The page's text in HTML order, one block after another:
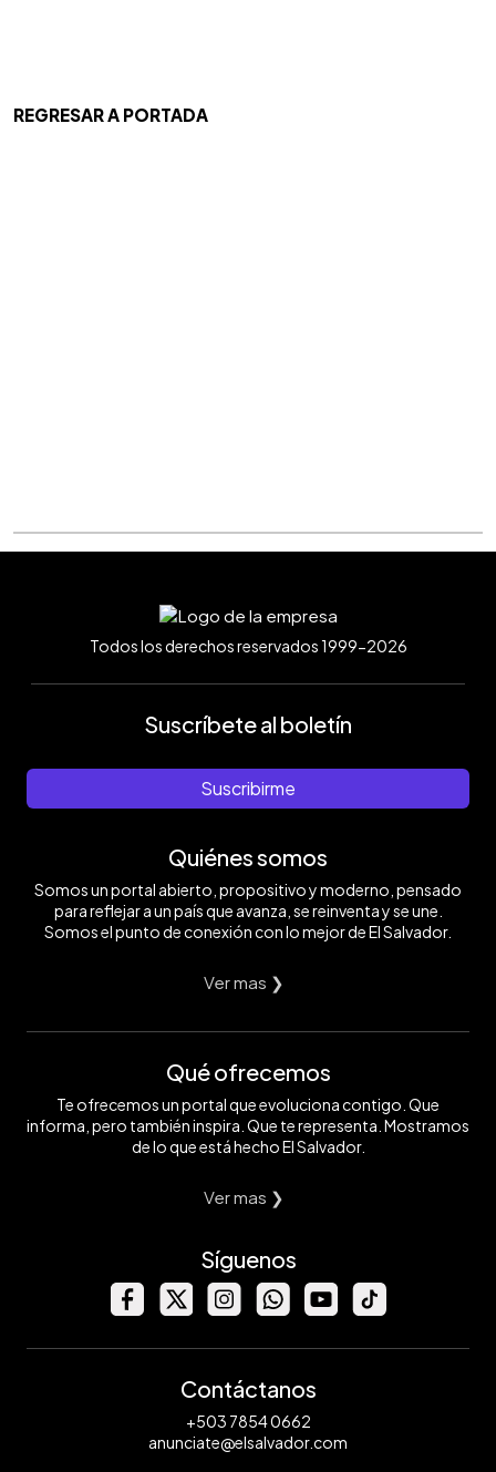
REGRESAR A PORTADA
Todos los derechos reservados 1999-2026
Suscríbete al boletín
Suscribirme
Quiénes somos
Somos un portal abierto, propositivo y moderno, pensado
para reflejar a un país que avanza, se reinventa y se une.
Somos el punto de conexión con lo mejor de El Salvador.
Ver mas ❯
Qué ofrecemos
Te ofrecemos un portal que evoluciona contigo. Que
informa, pero también inspira. Que te representa. Mostramos
de lo que está hecho El Salvador.
Ver mas ❯
Síguenos
Contáctanos
+503 7854 0662
anunciate@elsalvador.com